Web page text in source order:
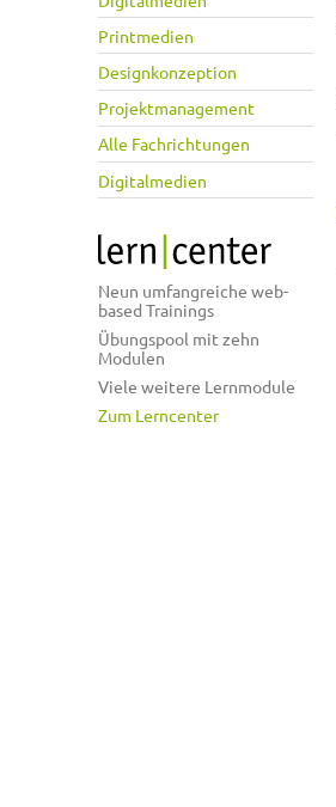
Printmedien
Designkonzeption
Projektmanagement
Alle Fachrichtungen
Digitalmedien
Neun umfangreiche web-
based Trainings
Übungspool mit zehn
Modulen
Viele weitere Lernmodule
Zum Lerncenter